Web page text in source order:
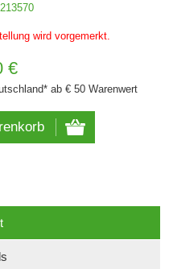
213570
wird vorgemerkt.
€
ab € 50 Warenwert